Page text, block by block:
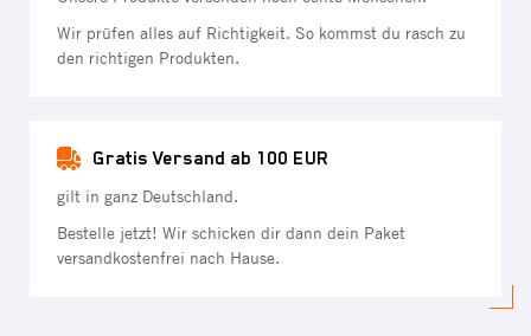
Wir prüfen alles auf Richtigkeit. So kommst du rasch zu
den richtigen Produkten.
Gratis Versand ab 100 EUR
gilt in ganz Deutschland.
Bestelle jetzt! Wir schicken dir dann dein Paket
versandkostenfrei nach Hause.